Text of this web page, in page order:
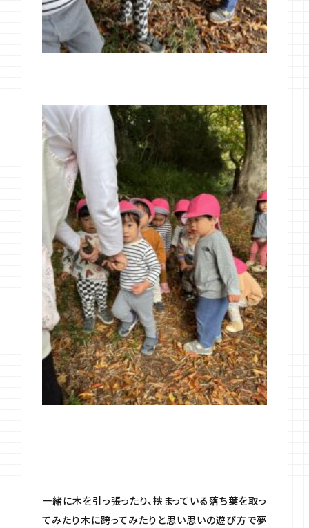
一緒に木を引っ張ったり、挟まっている落ち葉を取っ
てみたり木に跨ってみたりと思い思いの遊び方で夢